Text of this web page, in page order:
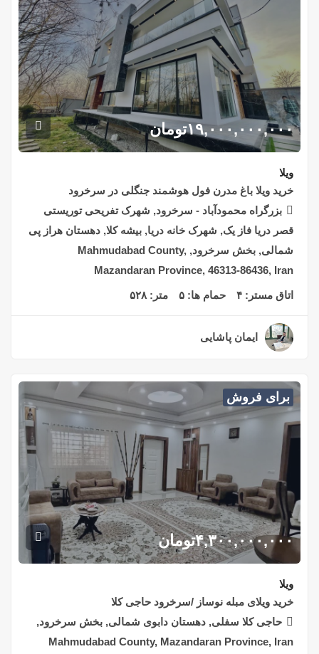
۱۹,۰۰۰,۰۰۰,۰۰۰تومان
ویلا
خرید ویلا باغ مدرن فول هوشمند جنگلی در سرخرود
بزرگراه محمودآباد - سرخرود, شهرک تفریحی توریستی
قصر دریا فاز یک, شهرک خانه دریا, بیشه کلا, دهستان هراز پی
شمالی, بخش سرخرود, Mahmudabad County,
Mazandaran Province, 46313-86436, Iran
اتاق مستر: ۴ حمام ها: ۵ متر: ۵۲۸
ایمان پاشایی
برای فروش
۴,۳۰۰,۰۰۰,۰۰۰تومان
ویلا
خرید ویلای مبله نوساز /سرخرود حاجی کلا
حاجی کلا سفلی, دهستان دابوی شمالی, بخش سرخرود,
Mahmudabad County, Mazandaran Province, Iran